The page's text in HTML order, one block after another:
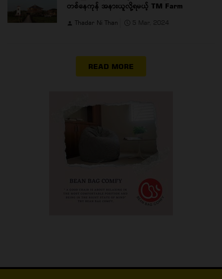
တစ်နေကုန် အနားယူလို့ရမယ့် TM Farm
Thadar Ni Than 5 Mar, 2024
READ MORE